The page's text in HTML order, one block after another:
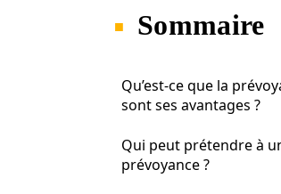
Sommaire
Qu’est-ce que la
sont ses avantages ?
Qui peut prétendre à
prévoyance ?